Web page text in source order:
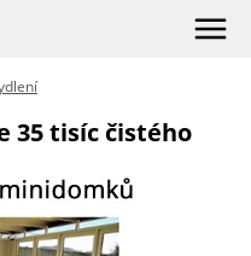
35 tisíc čistého